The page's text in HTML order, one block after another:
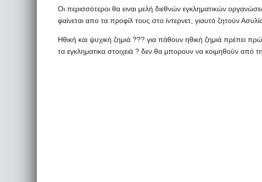
Οι περισσότεροι θα ειναι μελή διεθνών εγκληματικών
φαίνεται απο τα προφίλ τους στο ίντερνετ, γιαυτό ζητούν Ασυλία
Ηθική και ψυχική ζημιά ??? για πάθουν ηθική ζημιά πρέπει
τα εγκληματικα στοιχειά ? δεν θα μπορουν να κοιμηθούν από